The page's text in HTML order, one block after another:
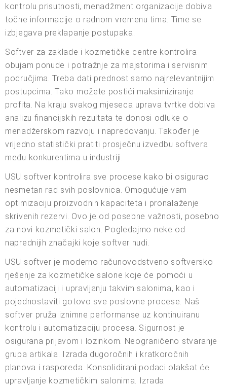
kontrolu prisutnosti, menadžment organizacije dobiva
točne informacije o radnom vremenu tima. Time se
izbjegava preklapanje postupaka.
Softver za zaklade i kozmetičke centre kontrolira
obujam ponude i potražnje za majstorima i servisnim
područjima. Treba dati prednost samo najrelevantnijim
postupcima. Tako možete postići maksimiziranje
profita. Na kraju svakog mjeseca uprava tvrtke dobiva
analizu financijskih rezultata te donosi odluke o
menadžerskom razvoju i napredovanju. Također je
vrijedno statistički pratiti prosječnu izvedbu softvera
među konkurentima u industriji.
USU softver kontrolira sve procese kako bi osigurao
nesmetan rad svih poslovnica. Omogućuje vam
optimizaciju proizvodnih kapaciteta i pronalaženje
skrivenih rezervi. Ovo je od posebne važnosti, posebno
za novi kozmetički salon. Pogledajmo neke od
naprednijih značajki koje softver nudi.
USU softver je moderno računovodstveno softversko
rješenje za kozmetičke salone koje će pomoći u
automatizaciji i upravljanju takvim salonima, kao i
pojednostaviti gotovo sve poslovne procese. Naš
softver pruža iznimne performanse uz kontinuiranu
kontrolu i automatizaciju procesa. Sigurnost je
osigurana prijavom i lozinkom. Neograničeno stvaranje
grupa artikala. Izrada dugoročnih i kratkoročnih
planova i rasporeda. Konsolidirani podaci olakšat će
upravljanje kozmetičkim salonima. Izrada